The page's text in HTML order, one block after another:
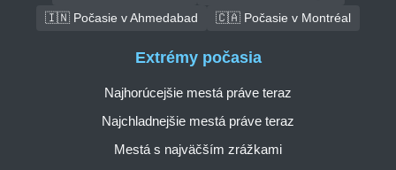
🇮🇳 Počasie v Ahmedabad
🇨🇦 Počasie v Montréal
Extrémy počasia
Najhorúcejšie mestá práve teraz
Najchladnejšie mestá práve teraz
Mestá s najväčším zrážkami